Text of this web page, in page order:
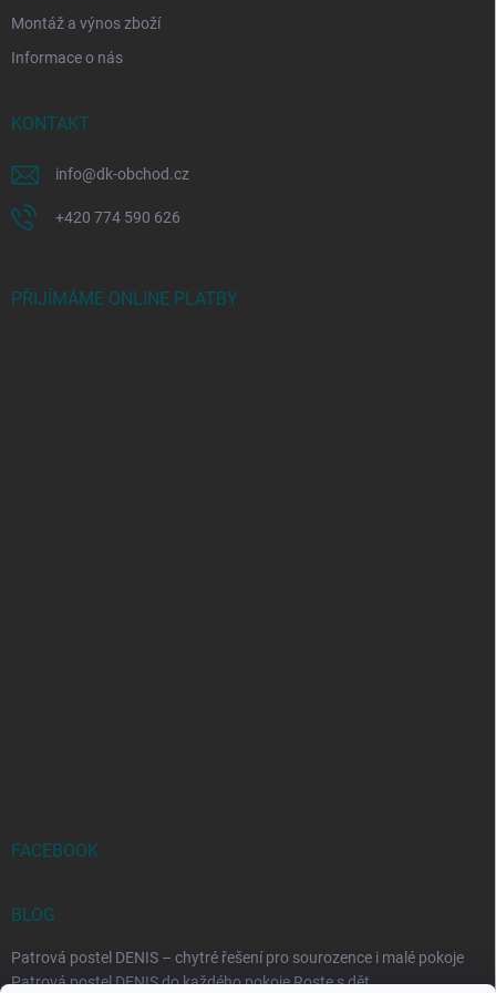
Montáž a výnos zboží
Informace o nás
KONTAKT
info@dk-obchod.cz
+420 774 590 626
PŘIJÍMÁME ONLINE PLATBY
FACEBOOK
BLOG
Patrová postel DENIS – chytré řešení pro sourozence i malé pokoje
Patrová postel DENIS do každého pokoje Roste s dět...